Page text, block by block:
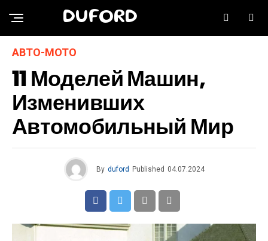
DUFORD
АВТО-МОТО
11 Моделей Машин,
Изменивших
Автомобильный Мир
By duford Published 04.07.2024